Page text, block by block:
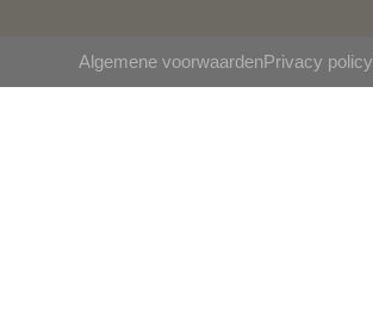
Algemene voorwaardenPrivacy policy